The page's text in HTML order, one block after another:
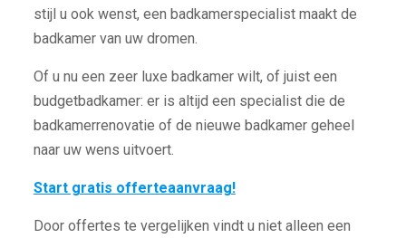
stijl u ook wenst, een badkamerspecialist maakt de
badkamer van uw dromen.
Of u nu een zeer luxe badkamer wilt, of juist een
budgetbadkamer: er is altijd een specialist die de
badkamerrenovatie of de nieuwe badkamer geheel
naar uw wens uitvoert.
Start gratis offerteaanvraag!
Door offertes te vergelijken vindt u niet alleen een